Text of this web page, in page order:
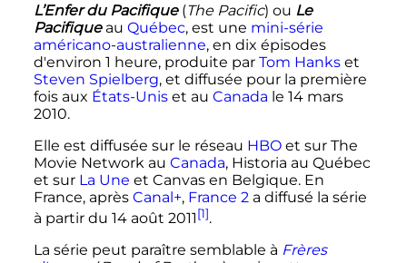
L’Enfer du Pacifique(The Pacific) ou Le
Pacifiqueau Québec, est une mini-série
américano-australienne, en dix épisodes
d'environ 1 heure, produite par Tom Hankset
Steven Spielberg, et diffusée pour la première
fois aux États-Uniset au Canada le 14 mars
2010.
Elle est diffusée sur le réseau HBOet sur The
Movie Network au Canada, Historia au Québec
et sur La Une et Canvas en Belgique. En
France, après Canal+, France 2 a diffusé la série
à partir du 14 août 2011[1].
La série peut paraître semblable à Frères